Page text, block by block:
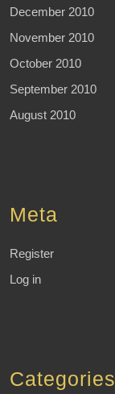
December 2010
November 2010
October 2010
September 2010
August 2010
Meta
Register
Log in
Categories